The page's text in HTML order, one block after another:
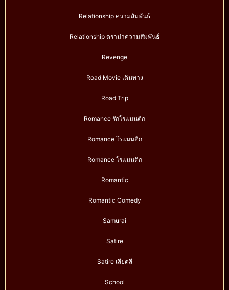
Relationship ความสัมพันธ์
Relationship ดราม่าความสัมพันธ์
Revenge
Road Movie เดินทาง
Road Trip
Romance รักโรแมนติก
Romance โรแมนติก
Romance โรแมนติก
Romantic
Romantic Comedy
Samurai
Satire
Satire เสียดสี
School